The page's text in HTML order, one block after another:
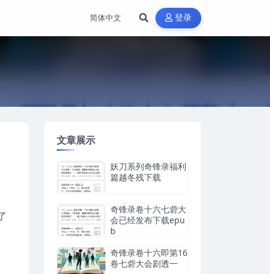
登录
文章展示
妖刀系列奇锋录福利
篇越冬残下载
奇锋录卷十六七砦大
会已经发布下载epu
b
奇锋录卷十六即第16
卷七砦大会剧透一